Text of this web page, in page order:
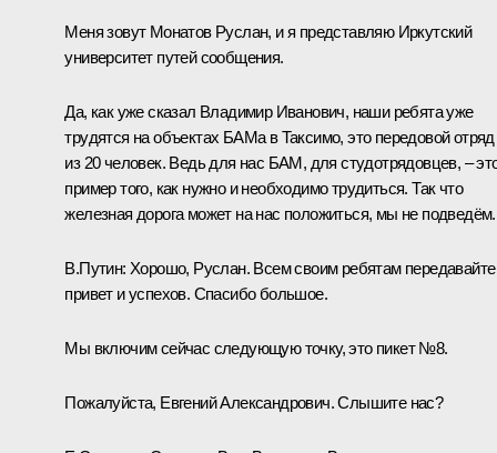
Меня зовут Монатов Руслан, и я представляю Иркутский
университет путей сообщения.
Да, как уже сказал Владимир Иванович, наши ребята уже
трудятся на объектах БАМа в Таксимо, это передовой отряд
из 20 человек. Ведь для нас БАМ, для студотрядовцев, –
пример того, как нужно и необходимо трудиться. Так что
железная дорога может на нас положиться, мы не подведём.
В.Путин: Хорошо, Руслан. Всем своим ребятам передавайте
привет и успехов. Спасибо большое.
Мы включим сейчас следующую точку, это пикет №8.
Пожалуйста, Евгений Александрович. Слышите нас?